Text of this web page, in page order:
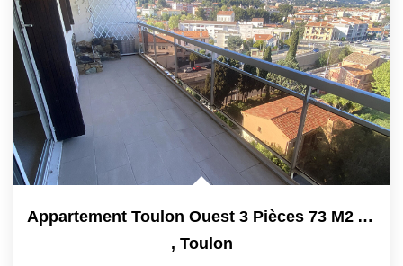
Appartement Toulon Ouest 3 Pièces 73 M2 Avec Grande...
, Toulon